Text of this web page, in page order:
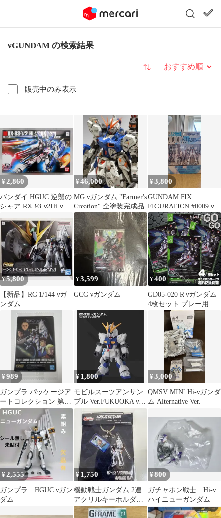
νGUNDAM の検索結果
販売中のみ表示
並び替え
¥ 2,860
バンダイ HGUC 逆襲の
シャア RX-93-ν2Hi-νガ
¥46,000
MG νガンダム "Farmer's
Creation" 全塗装完成品
¥3,800
GUNDAM FIX
FIGURATION #0009 νガ
ンダム+HWS
¥5,800
【新品】RG 1/144 νガ
ンダム
¥3,599
GCG νガンダム
¥400
GD05-020 R νガンダム
4枚セット プレー用
Freedom Ascension
[GD05]
¥989
ガンプラ パッケージア
ートコレクション 第8
弾 RG 1/144 νガンダ
ム
¥ 1,800
モビルスーツアンサン
ブル Ver.FUKUOKA νガ
ンダムセット
¥3,000
QMSV MINI Hi-νガンダ
ム Alternative Ver.
¥2,555
ガンプラ HGUC νガン
ダム
¥ 1,750
機動戦士ガンダム 2連
アクリルキーホルダー
νガンダム アムロ
¥800
ガチャポン戦士 Hi‐ν
ハイニューガンダム